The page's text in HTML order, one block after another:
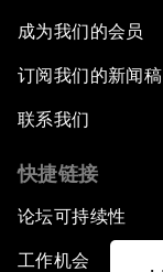
成为我们的会员
订阅我们的新闻稿
联系我们
快捷链接
论坛可持续性
工作机会